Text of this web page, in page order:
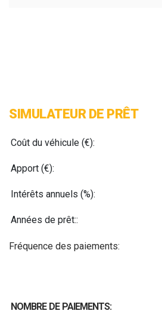
SIMULATEUR DE PRÊT
Coût du véhicule (€):
Apport (€):
Intérêts annuels (%):
Années de prêt::
Fréquence des paiements:
NOMBRE DE PAIEMENTS: